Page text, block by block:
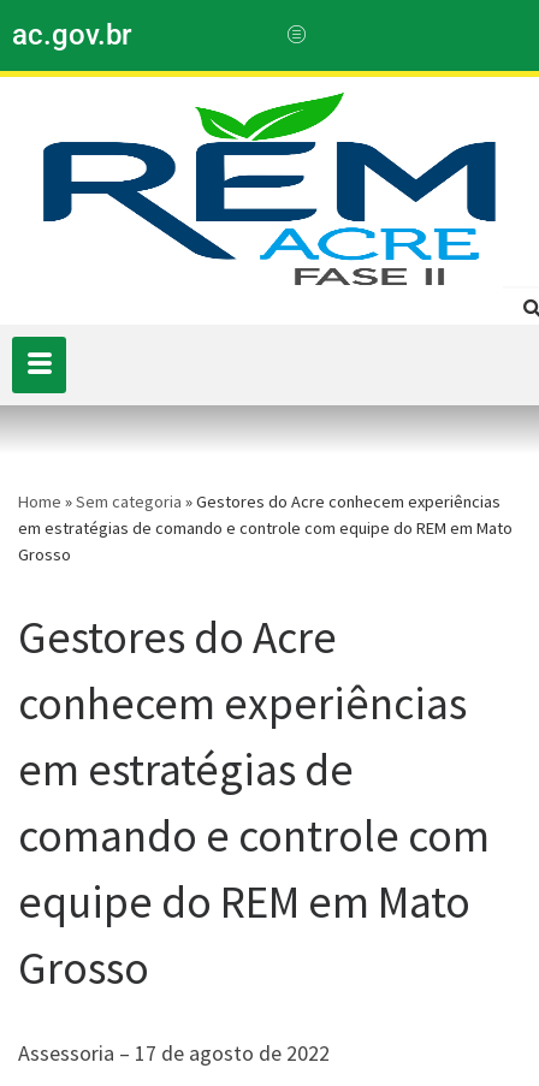
ac.gov.br
Home »Sem categoria »Gestores do Acre conhecem experiências
em estratégias de comando e controle com equipe do REM em Mato
Grosso
Gestores do Acre
conhecem experiências
em estratégias de
comando e controle com
equipe do REM em Mato
Grosso
Assessoria – 17 de agosto de 2022